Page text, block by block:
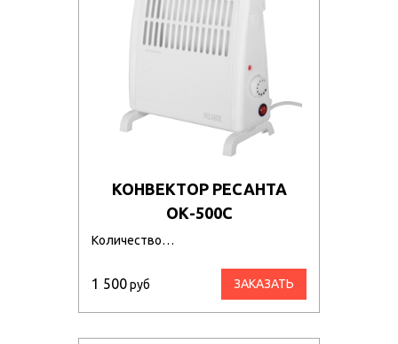
КОНВЕКТОР РЕСАНТА
ОК-500С
Количество…
1 500руб ЗАКАЗАТЬ